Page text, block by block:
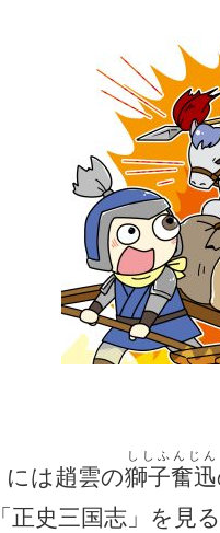
には趙雲の獅子奮迅
ししふんじん
正史三国志」を見